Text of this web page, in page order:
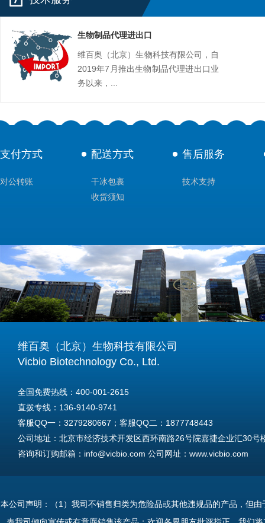
生物制品代理进出口
维百奥（北京）生物科技有限公司，自
2019年7月推出生物制品代理进出口业
务以来，...
支付方式
对公转账
配送方式
干冰包裹
收货须知
售后服务
技术支持
维百奥（北京）生物科技有限公司
Vicbio Biotechnology Co., Ltd.
全国免费热线：400-001-2615
直拨专线：136-9140-9741
客服QQ一：3279280667；客服QQ二：1877748443
公司地址：北京市经济技术开发区西环南路26号院嘉捷企业汇30号
咨询和订购邮箱：info@vicbio.com 公司网址：www.vicbio.com
Tel: +86-13691409741
本公司声明：（1）我司不销售归类为危险品或其他违规品的产品，但